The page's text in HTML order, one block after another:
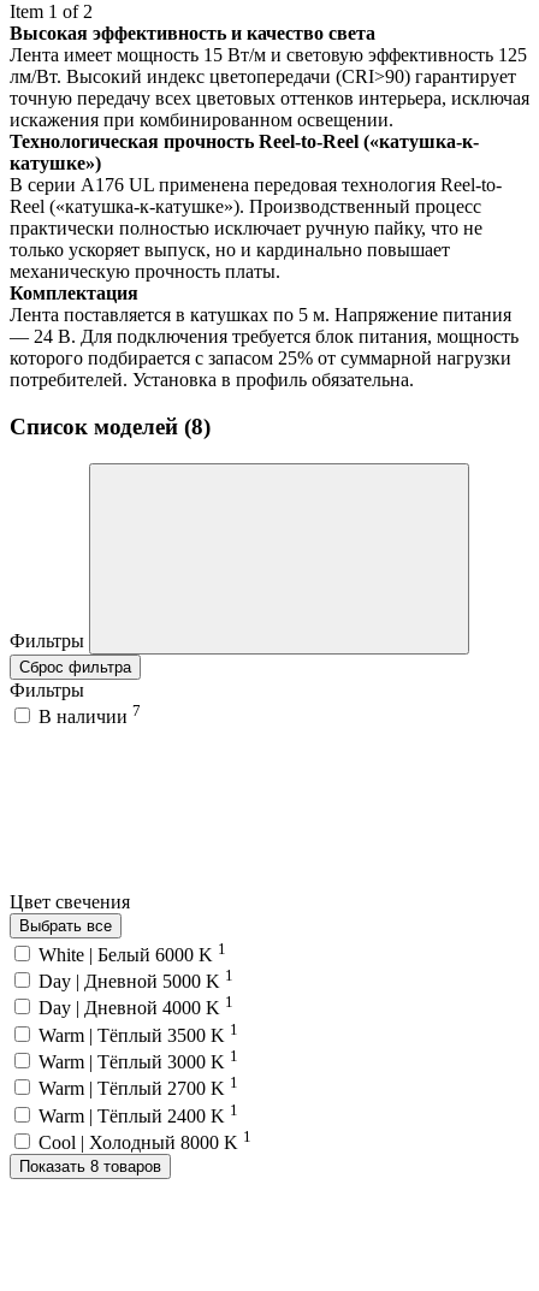
Item 1 of 2
Высокая эффективность и качество света
Лента имеет мощность 15 Вт/м и световую эффективность 125
лм/Вт. Высокий индекс цветопередачи (CRI>90) гарантирует
точную передачу всех цветовых оттенков интерьера, исключая
искажения при комбинированном освещении.
Технологическая прочность Reel-to-Reel («катушка-к-
катушке»)
В серии A176 UL применена передовая технология Reel-to-
Reel («катушка-к-катушке»). Производственный процесс
практически полностью исключает ручную пайку, что не
только ускоряет выпуск, но и кардинально повышает
механическую прочность платы.
Комплектация
Лента поставляется в катушках по 5 м. Напряжение питания
— 24 В. Для подключения требуется блок питания, мощность
которого подбирается с запасом 25% от суммарной нагрузки
потребителей. Установка в профиль обязательна.
Список моделей (8)
Фильтры
Сброс фильтра
Фильтры
В наличии 7
Цвет свечения
Выбрать все
White | Белый 6000 K 1
Day | Дневной 5000 K 1
Day | Дневной 4000 K 1
Warm | Тёплый 3500 K 1
Warm | Тёплый 3000 K 1
Warm | Тёплый 2700 K 1
Warm | Тёплый 2400 K 1
Cool | Холодный 8000 K 1
Показать 8 товаров